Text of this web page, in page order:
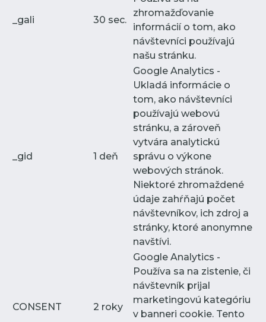
_gali 30 sec.
zhromažďovanie
informácií o tom, ako
návštevníci používajú
našu stránku.
_gid 1 deň
Google Analytics -
Ukladá informácie o
tom, ako návštevníci
používajú webovú
stránku, a zároveň
vytvára analytickú
správu o výkone
webových stránok.
Niektoré zhromaždené
údaje zahŕňajú počet
návštevníkov, ich zdroj a
stránky, ktoré anonymne
navštívi.
CONSENT 2 roky
Google Analytics -
Používa sa na zistenie, či
návštevník prijal
marketingovú kategóriu
v banneri cookie. Tento